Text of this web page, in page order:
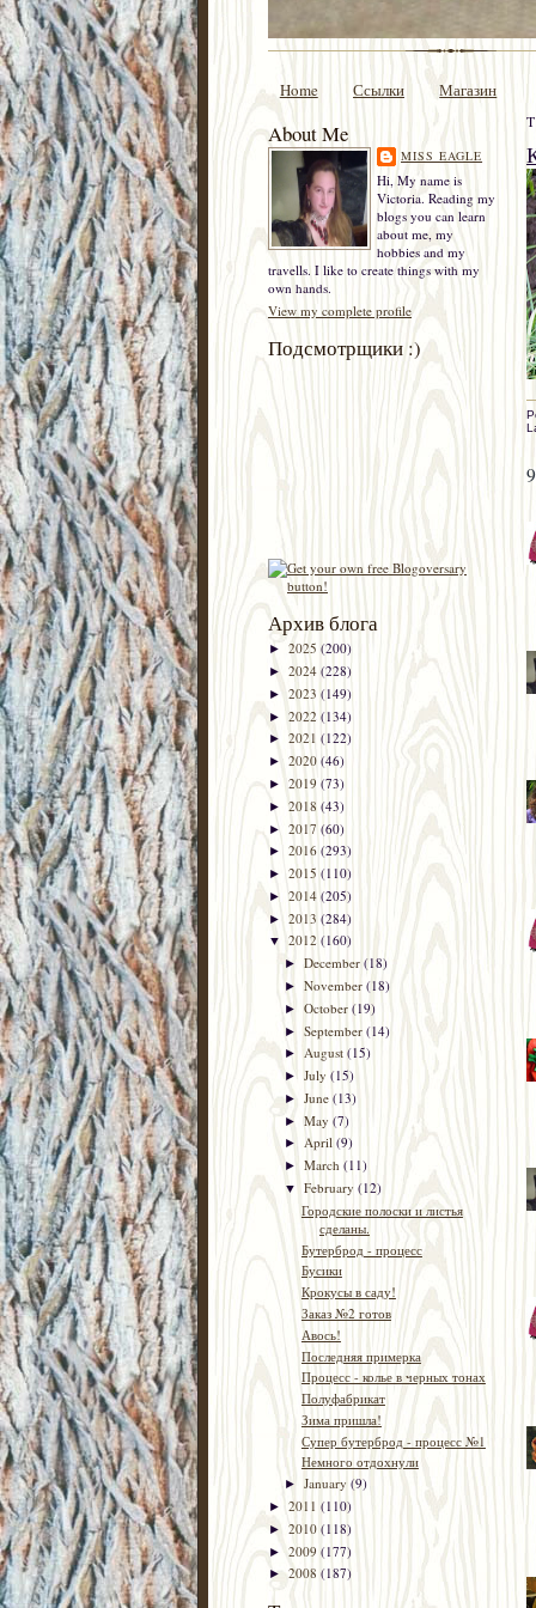
Home Ссылки Магазин
About Me
MISS EAGLE
Hi, My name is
Victoria. Reading my
blogs you can learn
about me, my
hobbies and my
travells. I like to create things with my
own hands.
View my complete profile
Подсмотрщики :)
Архив блога
► 2025 (200)
► 2024 (228)
► 2023 (149)
► 2022 (134)
► 2021 (122)
► 2020 (46)
► 2019 (73)
► 2018 (43)
► 2017 (60)
► 2016 (293)
► 2015 (110)
► 2014 (205)
► 2013 (284)
▼ 2012 (160)
►December(18)
►November(18)
►October(19)
►September(14)
► August(15)
►July(15)
►June(13)
►May(7)
►April(9)
►March(11)
▼February(12)
Городские полоски и листья
сделаны.
Бутерброд - процесс
Бусики
Крокусы в саду!
Заказ №2 готов
Авось!
Последняя примерка
Процесс - колье в черных тонах
Полуфабрикат
Зима пришла!
Супер бутерброд - процесс №1
Немного отдохнули
►January(9)
► 2011 (110)
► 2010 (118)
► 2009 (177)
►2008 (187)